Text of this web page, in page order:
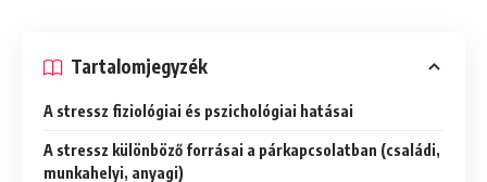
Tartalomjegyzék
A stressz fiziológiai és pszichológiai hatásai
A stressz különböző forrásai a párkapcsolatban (családi,
munkahelyi, anyagi)